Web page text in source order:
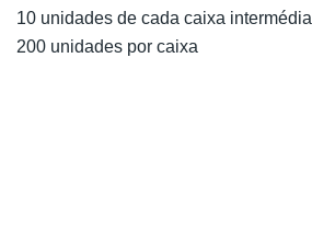
10 unidades de cada caixa intermédia
200 unidades por caixa